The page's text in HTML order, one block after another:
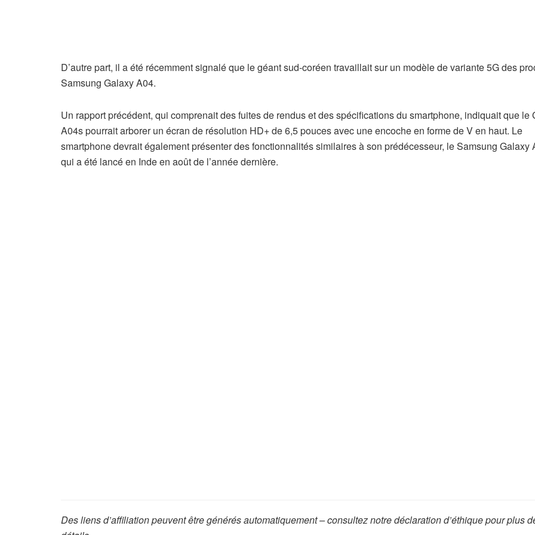
D’autre part, il a été récemment signalé que le géant sud-coréen travaillait sur un modèle de variante 5G des
Samsung Galaxy A04.
Un rapport précédent, qui comprenait des fuites de rendus et des spécifications du smartphone, indiquait que le
A04s pourrait arborer un écran de résolution HD+ de 6,5 pouces avec une encoche en forme de V en haut. Le
smartphone devrait également présenter des fonctionnalités similaires à son prédécesseur, le Samsung Galaxy
qui a été lancé en Inde en août de l’année dernière.
Des liens d’affiliation peuvent être générés automatiquement – consultez notre déclaration d’éthique pour plus